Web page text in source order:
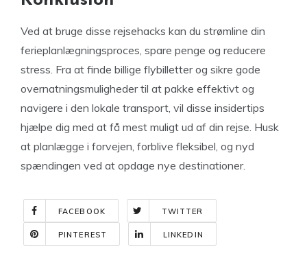
Ved at bruge disse rejsehacks kan du strømline din
ferieplanlægningsproces, spare penge og reducere
stress. Fra at finde billige flybilletter og sikre gode
overnatningsmuligheder til at pakke effektivt og
navigere i den lokale transport, vil disse insidertips
hjælpe dig med at få mest muligt ud af din rejse. Husk
at planlægge i forvejen, forblive fleksibel, og nyd
spændingen ved at opdage nye destinationer.
FACEBOOK TWITTER
PINTEREST LINKEDIN